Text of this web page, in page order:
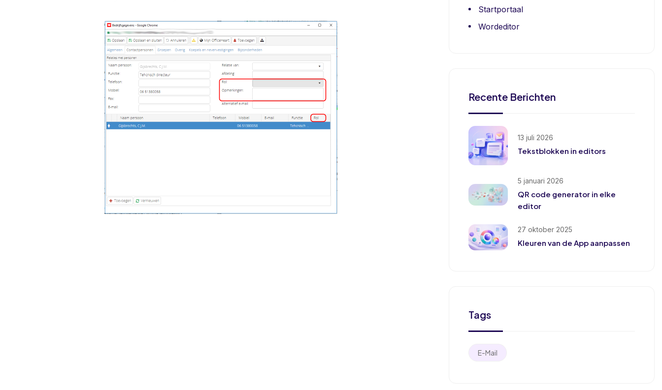
Startportaal
Wordeditor
Recente Berichten
13 juli 2026
Tekstblokken in editors
5 januari 2026
QR code generator in elke
editor
27 oktober 2025
Kleuren van de App aanpassen
Tags
E-Mail